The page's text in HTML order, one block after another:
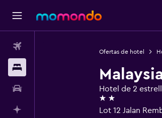
Ofertas de hotel
Hotel de 2
2 estrellas
Lot 12 Jalan